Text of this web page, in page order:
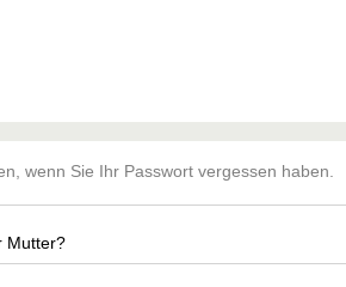
wenn Sie Ihr Passwort vergessen haben.